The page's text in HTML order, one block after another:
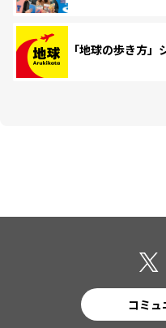
「地球の歩き方
コミュ